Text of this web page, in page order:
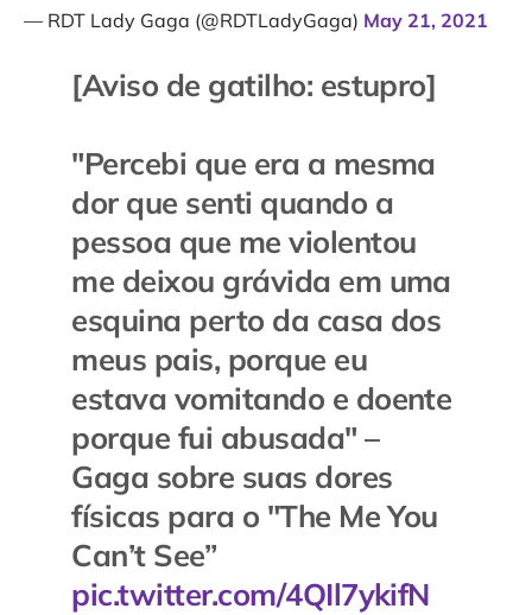
— RDT Lady Gaga (@RDTLadyGaga) May 21, 2021
[Aviso de gatilho: estupro]
"Percebi que era a mesma
dor que senti quando a
pessoa que me violentou
me deixou grávida em uma
esquina perto da casa dos
meus pais, porque eu
estava vomitando e doente
porque fui abusada" –
Gaga sobre suas dores
físicas para o "The Me You
Can’t See”
pic.twitter.com/4QIl7ykifN